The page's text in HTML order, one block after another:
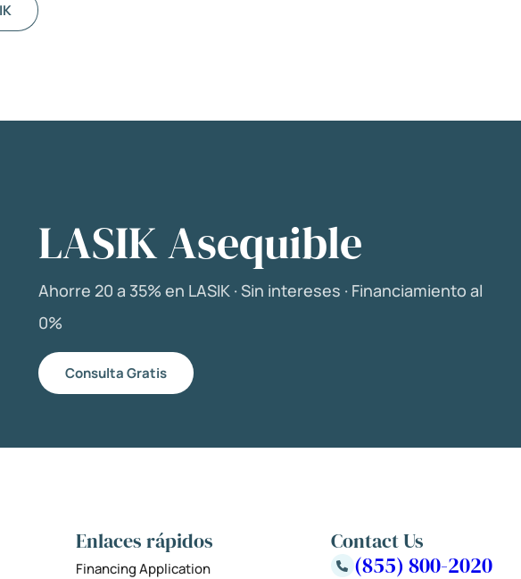
LASIK Asequible
Ahorre 20 a 35% en LASIK · Sin intereses · Financiamiento al
0%
Consulta Gratis
Enlaces rápidos
Financing Application
Contact Us
(855) 800-2020